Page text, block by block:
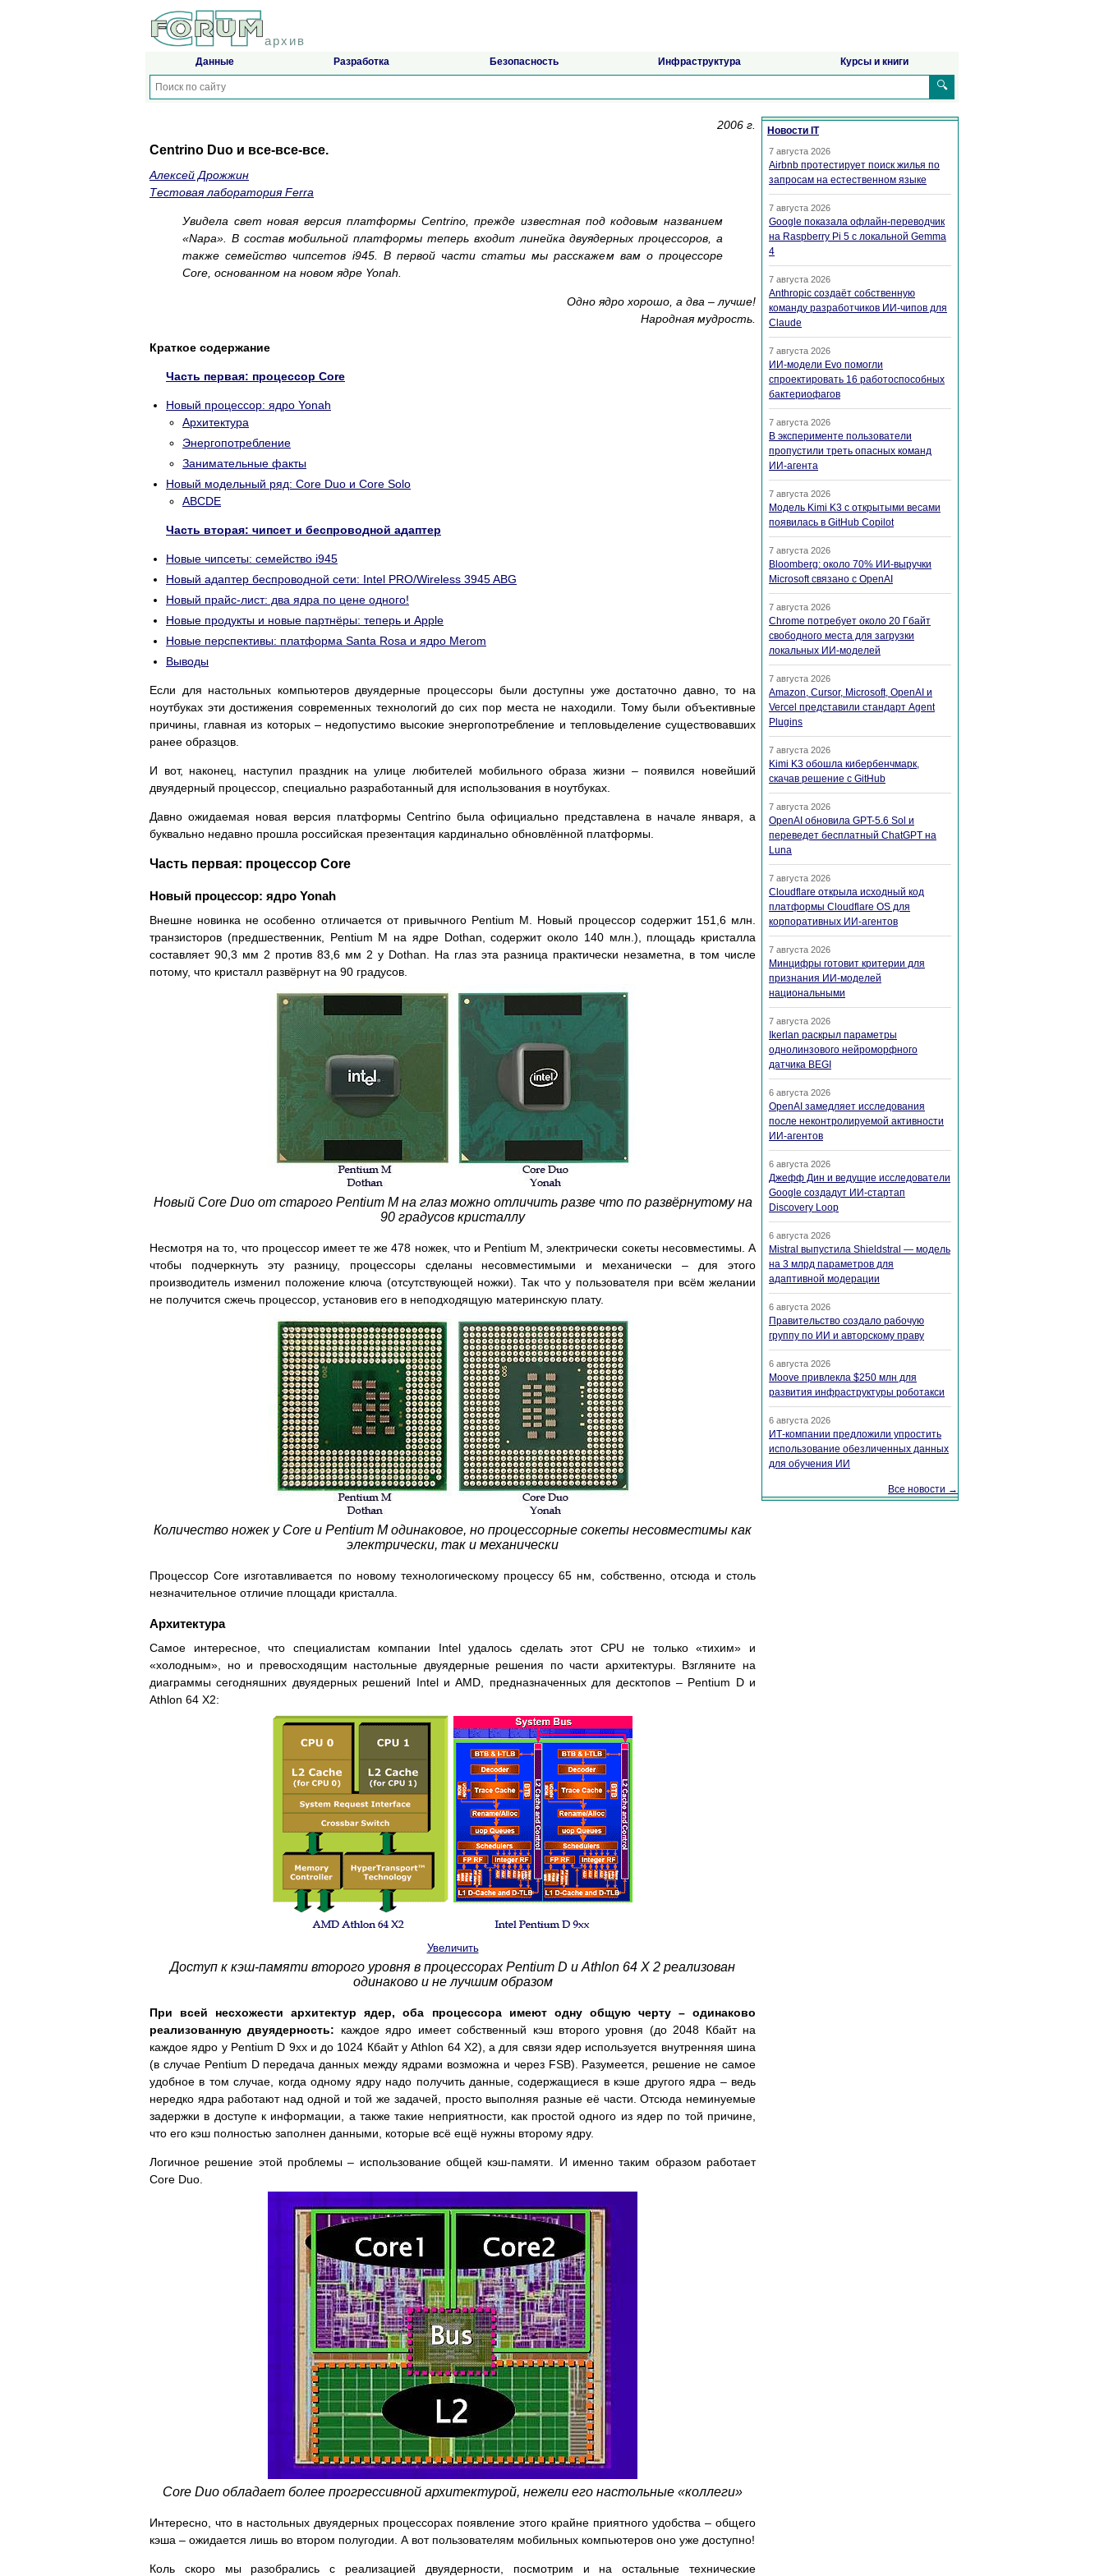
архив
Данные Разработка Безопасность Инфраструктура Курсы и книги
🔍
2006 г.
Centrino Duo и все-все-все.
Алексей Дрожжин
Тестовая лаборатория Ferra
Увидела свет новая версия платформы Centrino, прежде известная под кодовым названием
«Napa». В состав мобильной платформы теперь входит линейка двуядерных процессоров, а
также семейство чипсетов i945. В первой части статьи мы расскажем вам о процессоре
Core, основанном на новом ядре Yonah.
Одно ядро хорошо, а два – лучше!
Народная мудрость.
Краткое содержание
Часть первая: процессор Core
Новый процессор: ядро Yonah
Архитектура
Энергопотребление
Занимательные факты
Новый модельный ряд: Core Duo и Core Solo
ABCDE
Часть вторая: чипсет и беспроводной адаптер
Новые чипсеты: семейство i945
Новый адаптер беспроводной сети: Intel PRO/Wireless 3945 ABG
Новый прайс-лист: два ядра по цене одного!
Новые продукты и новые партнёры: теперь и Apple
Новые перспективы: платформа Santa Rosa и ядро Merom
Выводы
Если для настольных компьютеров двуядерные процессоры были доступны уже достаточно давно, то на
ноутбуках эти достижения современных технологий до сих пор места не находили. Тому были объективные
причины, главная из которых – недопустимо высокие энергопотребление и тепловыделение существовавших
ранее образцов.
И вот, наконец, наступил праздник на улице любителей мобильного образа жизни – появился новейший
двуядерный процессор, специально разработанный для использования в ноутбуках.
Давно ожидаемая новая версия платформы Centrino была официально представлена в начале января, а
буквально недавно прошла российская презентация кардинально обновлённой платформы.
Часть первая: процессор Core
Новый процессор: ядро Yonah
Внешне новинка не особенно отличается от привычного Pentium M. Новый процессор содержит 151,6 млн.
транзисторов (предшественник, Pentium M на ядре Dothan, содержит около 140 млн.), площадь кристалла
составляет 90,3 мм 2 против 83,6 мм 2 у Dothan. На глаз эта разница практически незаметна, в том числе
потому, что кристалл развёрнут на 90 градусов.
Новый Core Duo от старого Pentium M на глаз можно отличить разве что по развёрнутому на
90 градусов кристаллу
Несмотря на то, что процессор имеет те же 478 ножек, что и Pentium M, электрически сокеты несовместимы. А
чтобы подчеркнуть эту разницу, процессоры сделаны несовместимыми и механически – для этого
производитель изменил положение ключа (отсутствующей ножки). Так что у пользователя при всём желании
не получится сжечь процессор, установив его в неподходящую материнскую плату.
Количество ножек у Core и Pentium M одинаковое, но процессорные сокеты несовместимы как
электрически, так и механически
Процессор Core изготавливается по новому технологическому процессу 65 нм, собственно, отсюда и столь
незначительное отличие площади кристалла.
Архитектура
Самое интересное, что специалистам компании Intel удалось сделать этот CPU не только «тихим» и
«холодным», но и превосходящим настольные двуядерные решения по части архитектуры. Взгляните на
диаграммы сегодняшних двуядерных решений Intel и AMD, предназначенных для десктопов – Pentium D и
Athlon 64 X2:
Увеличить
Доступ к кэш-памяти второго уровня в процессорах Pentium D и Athlon 64 X 2 реализован
одинаково и не лучшим образом
При всей несхожести архитектур ядер, оба процессора имеют одну общую черту – одинаково
реализованную двуядерность: каждое ядро имеет собственный кэш второго уровня (до 2048 Кбайт на
каждое ядро у Pentium D 9xx и до 1024 Кбайт у Athlon 64 X2), а для связи ядер используется внутренняя шина
(в случае Pentium D передача данных между ядрами возможна и через FSB). Разумеется, решение не самое
удобное в том случае, когда одному ядру надо получить данные, содержащиеся в кэше другого ядра – ведь
нередко ядра работают над одной и той же задачей, просто выполняя разные её части. Отсюда неминуемые
задержки в доступе к информации, а также такие неприятности, как простой одного из ядер по той причине,
что его кэш полностью заполнен данными, которые всё ещё нужны второму ядру.
Логичное решение этой проблемы – использование общей кэш-памяти. И именно таким образом работает
Core Duo.
Core Duo обладает более прогрессивной архитектурой, нежели его настольные «коллеги»
Интересно, что в настольных двуядерных процессорах появление этого крайне приятного удобства – общего
кэша – ожидается лишь во втором полугодии. А вот пользователям мобильных компьютеров оно уже доступно!
Коль скоро мы разобрались с реализацией двуядерности, посмотрим и на остальные технические
Новости IT
7 августа 2026
Airbnb протестирует поиск жилья по
запросам на естественном языке
7 августа 2026
Google показала офлайн-переводчик
на Raspberry Pi 5 с локальной Gemma
4
7 августа 2026
Anthropic создаёт собственную
команду разработчиков ИИ-чипов для
Claude
7 августа 2026
ИИ-модели Evo помогли
спроектировать 16 работоспособных
бактериофагов
7 августа 2026
В эксперименте пользователи
пропустили треть опасных команд
ИИ-агента
7 августа 2026
Модель Kimi K3 с открытыми весами
появилась в GitHub Copilot
7 августа 2026
Bloomberg: около 70% ИИ-выручки
Microsoft связано с OpenAI
7 августа 2026
Chrome потребует около 20 Гбайт
свободного места для загрузки
локальных ИИ-моделей
7 августа 2026
Amazon, Cursor, Microsoft, OpenAI и
Vercel представили стандарт Agent
Plugins
7 августа 2026
Kimi K3 обошла кибербенчмарк,
скачав решение с GitHub
7 августа 2026
OpenAI обновила GPT-5.6 Sol и
переведет бесплатный ChatGPT на
Luna
7 августа 2026
Cloudflare открыла исходный код
платформы Cloudflare OS для
корпоративных ИИ-агентов
7 августа 2026
Минцифры готовит критерии для
признания ИИ-моделей
национальными
7 августа 2026
Ikerlan раскрыл параметры
однолинзового нейроморфного
датчика BEGI
6 августа 2026
OpenAI замедляет исследования
после неконтролируемой активности
ИИ-агентов
6 августа 2026
Джефф Дин и ведущие исследователи
Google создадут ИИ-стартап
Discovery Loop
6 августа 2026
Mistral выпустила Shieldstral — модель
на 3 млрд параметров для
адаптивной модерации
6 августа 2026
Правительство создало рабочую
группу по ИИ и авторскому праву
6 августа 2026
Moove привлекла $250 млн для
развития инфраструктуры роботакси
6 августа 2026
ИТ-компании предложили упростить
использование обезличенных данных
для обучения ИИ
Все новости →